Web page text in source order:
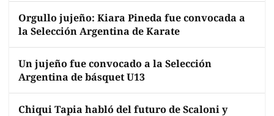
Orgullo jujeño: Kiara Pineda fue convocada a
la Selección Argentina de Karate
Un jujeño fue convocado a la Selección
Argentina de básquet U13
Chiqui Tapia habló del futuro de Scaloni y